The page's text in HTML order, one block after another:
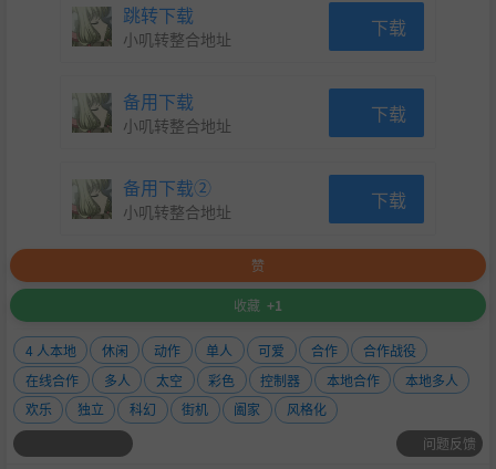
跳转下载
小叽转整合地址 下载
备用下载
小叽转整合地址 下载
备用下载②
小叽转整合地址 下载
赞
收藏 +1
4 人本地 休闲 动作 单人 可爱 合作
合作战役
在线合作
多人 太空 彩色 控制器 本地合作
本地多人
欢乐
独立 科幻 街机 阖家
风格化
问题反馈